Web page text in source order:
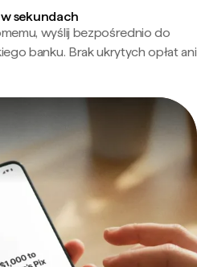
sekundach
wyślij bezpośrednio do
banku. Brak ukrytych opłat ani